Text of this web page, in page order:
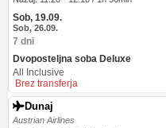
Sob, 19.09.
Sob, 26.09.
7 dni
Dvoposteljna soba Deluxe
All Inclusive
Brez transferja
Dunaj
Austrian Airlines